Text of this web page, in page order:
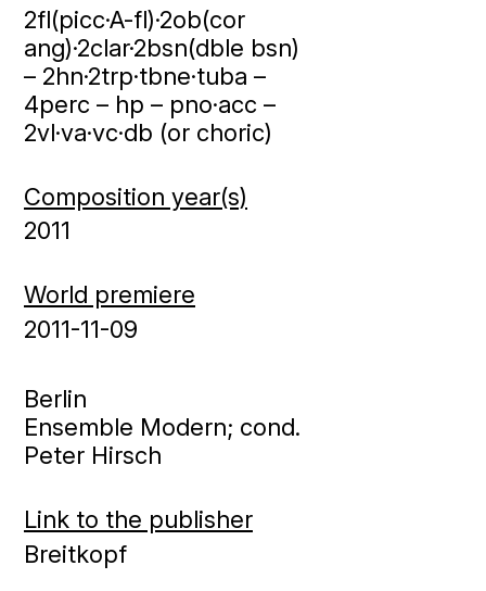
2fl(picc·A-fl)·2ob(cor
ang)·2clar·2bsn(dble bsn)
– 2hn·2trp·tbne·tuba –
4perc – hp – pno·acc –
2vl·va·vc·db (or choric)
Composition year(s)
2011
World premiere
2011-11-09
Berlin
Ensemble Modern; cond.
Peter Hirsch
Link to the publisher
Breitkopf